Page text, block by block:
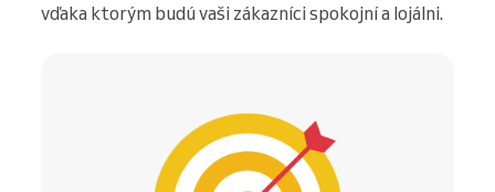
vďaka ktorým budú vaši zákazníci spokojní a lojálni.